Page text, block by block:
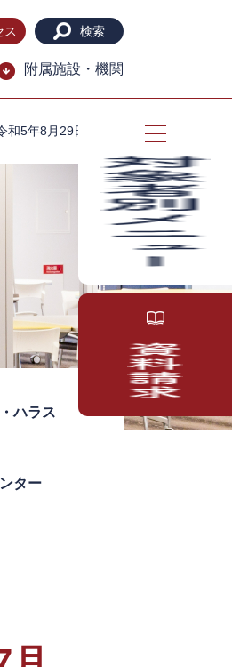
ス 検索
附属施設・機関
5年8月29日追記）
ハラス
ター